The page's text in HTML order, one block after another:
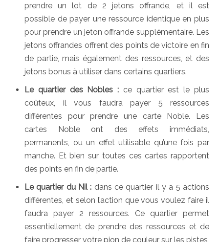
prendre un lot de 2 jetons offrande, et il est
possible de payer une ressource identique en plus
pour prendre un jeton offrande supplémentaire. Les
jetons offrandes offrent des points de victoire en fin
de partie, mais également des ressources, et des
jetons bonus à utiliser dans certains quartiers.
Le quartier des Nobles : ce quartier est le plus
coûteux, il vous faudra payer 5 ressources
différentes pour prendre une carte Noble. Les
cartes Noble ont des effets immédiats,
permanents, ou un effet utilisable qu’une fois par
manche. Et bien sur toutes ces cartes rapportent
des points en fin de partie.
Le quartier du Nil : dans ce quartier il y a 5 actions
différentes, et selon l’action que vous voulez faire il
faudra payer 2 ressources. Ce quartier permet
essentiellement de prendre des ressources et de
faire progresser votre pion de couleur sur les pistes,